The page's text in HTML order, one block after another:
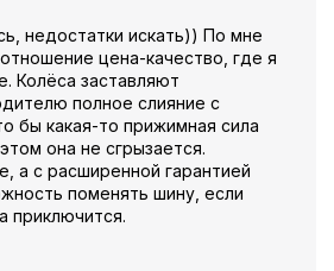
недостатки искать)) По мне
цена-качество, где я
Колёса заставляют
полное слияние с
бы какая-то прижимная сила
она не сгрызается.
а с расширенной гарантией
поменять шину, если
приключится.